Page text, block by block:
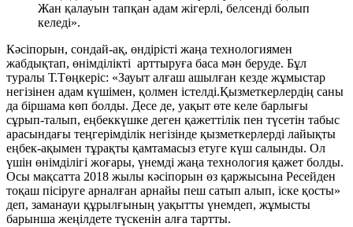
Жан қалауын тапқан адам жігерлі, белсенді болып
келеді».
Кәсіпорын, сондай-ақ, өндірісті жаңа технологиямен
жабдықтап, өнімділікті арттыруға баса мән беруде. Бұл
туралы Т.Төңкеріс: «Зауыт алғаш ашылған кезде жұмыстар
негізінен адам күшімен, қолмен істелді.Қызметкерлердің саны
да біршама көп болды. Десе де, уақыт өте келе барлығы
сұрып-талып, еңбеккүшке деген қажеттілік пен түсетін табыс
арасындағы теңгерімділік негізінде қызметкерлерді лайықты
еңбек-ақымен тұрақты қамтамасыз етуге күш салынды. Ол
үшін өнімділігі жоғары, үнемді жаңа технология қажет болды.
Осы мақсатта 2018 жылы кәсіпорын өз қаржысына Ресейден
тоқаш пісіруге арналған арнайы пеш сатып алып, іске қосты»
деп, заманауи құрылғының уақытты үнемдеп, жұмысты
барынша жеңілдете түскенін алға тартты.